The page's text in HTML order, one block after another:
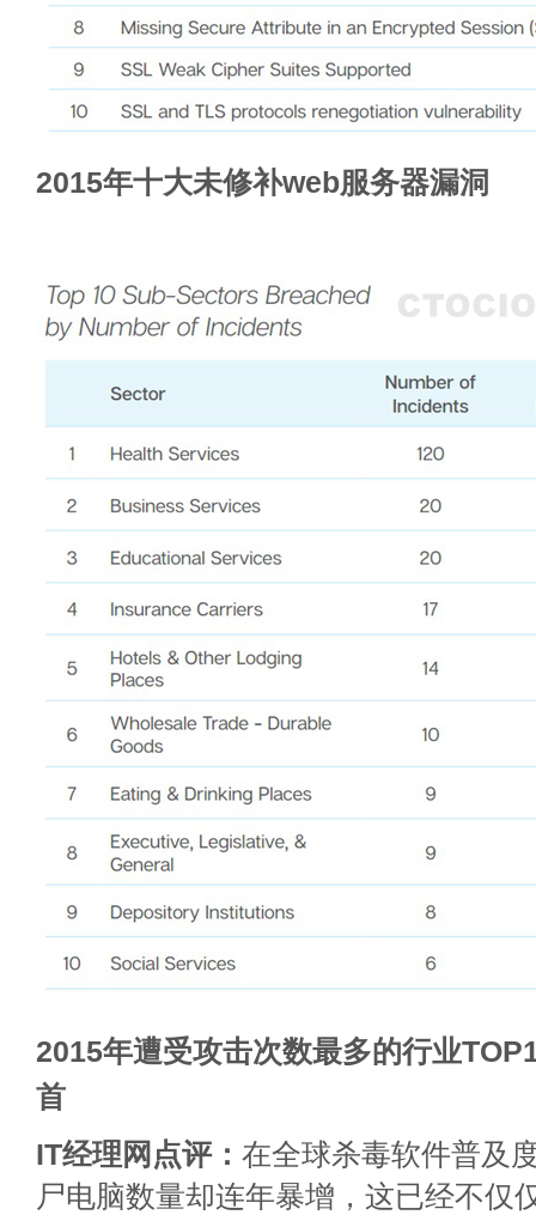
2015年十大未修补web服务器漏洞
2015年遭受攻击次数最多的行业
首
IT经理网点评： 在全球杀毒软件普及
尸电脑数量却连年暴增，这已经不仅